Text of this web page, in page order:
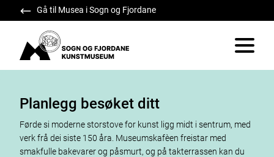
Gå til Musea i Sogn og Fjordane
Sogn og Fjordane Kunstmuseum
Vis/skjul
Planlegg besøket ditt
Førde si moderne storstove for kunst ligg midt i sentrum, med
verk frå dei siste 150 åra. Museumskafèen freistar med
smakfulle bakevarer og påsmurt, og på takterrassen kan du